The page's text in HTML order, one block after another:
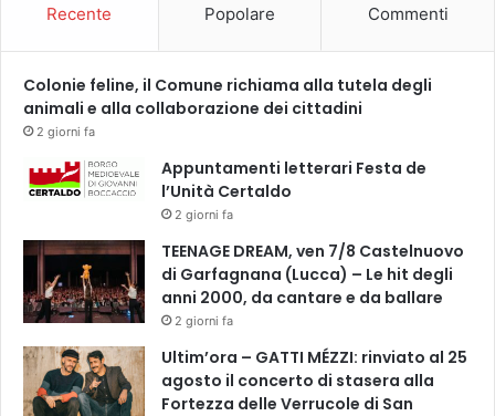
Recente Popolare Commenti
Colonie feline, il Comune richiama alla tutela degli
animali e alla collaborazione dei cittadini
2 giorni fa
Appuntamenti letterari Festa de
l’Unità Certaldo
2 giorni fa
TEENAGE DREAM, ven 7/8 Castelnuovo
di Garfagnana (Lucca) – Le hit degli
anni 2000, da cantare e da ballare
2 giorni fa
Ultim’ora – GATTI MÉZZI: rinviato al 25
agosto il concerto di stasera alla
Fortezza delle Verrucole di San